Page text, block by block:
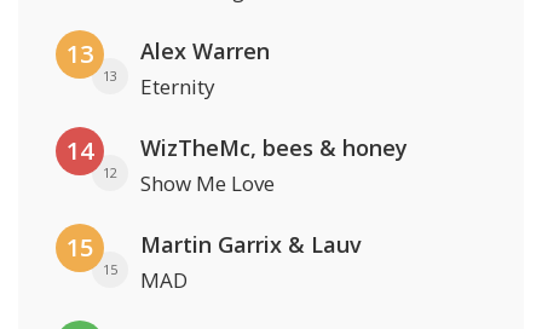
13
13
Alex Warren
Eternity
14
12
WizTheMc, bees & honey
Show Me Love
15
15
Martin Garrix & Lauv
MAD